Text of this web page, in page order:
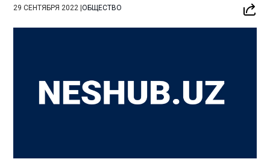
29 СЕНТЯБРЯ 2022 |ОБЩЕСТВО